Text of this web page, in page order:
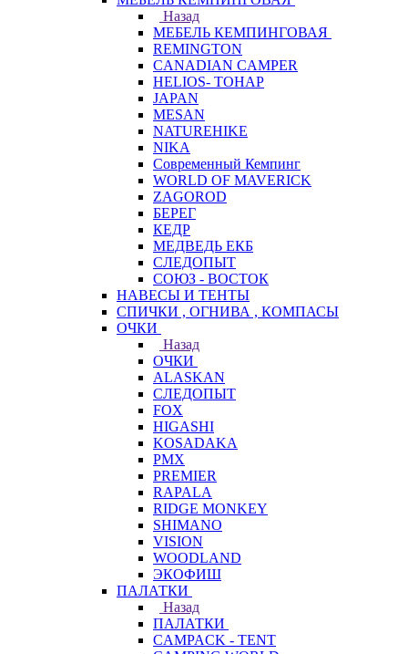
Назад
МЕБЕЛЬ КЕМПИНГОВАЯ
REMINGTON
CANADIAN CAMPER
HELIOS- ТОНАР
JAPAN
MESAN
NATUREHIKE
NIKA
Современный Кемпинг
WORLD OF MAVERICK
ZAGOROD
БЕРЕГ
КЕДР
МЕДВЕДЬ ЕКБ
СЛЕДОПЫТ
СОЮЗ - ВОСТОК
НАВЕСЫ И ТЕНТЫ
СПИЧКИ , ОГНИВА , КОМПАСЫ
ОЧКИ
Назад
ОЧКИ
ALASKAN
СЛЕДОПЫТ
FOX
HIGASHI
KOSADAKA
PMX
PREMIER
RAPALA
RIDGE MONKEY
SHIMANO
VISION
WOODLAND
ЭКОФИШ
ПАЛАТКИ
Назад
ПАЛАТКИ
CAMPACK - TENT